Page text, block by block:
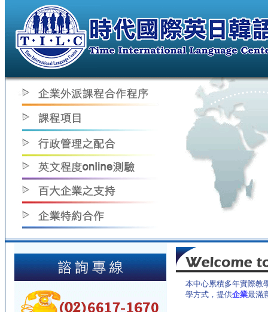
本中心累積多年實際教
學方式，提供企業最滿